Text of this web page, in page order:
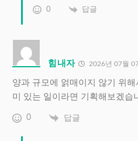
0 답글
힘내자 2026년 07월
양과 규모에 얽매이지 않기 위
미 있는 일이라면 기획해보겠습
0 답글